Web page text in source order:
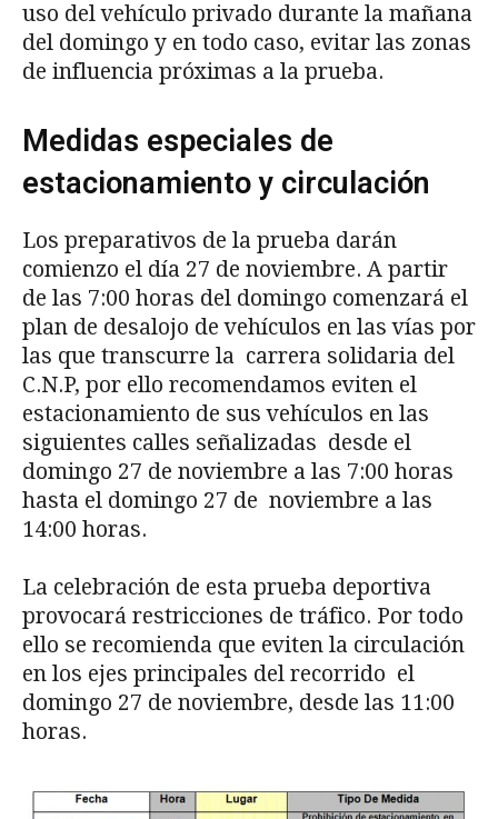
uso del vehículo privado durante la mañana
del domingo y en todo caso, evitar las zonas
de influencia próximas a la prueba.
Medidas especiales de
estacionamiento y circulación
Los preparativos de la prueba darán
comienzo el día 27 de noviembre. A partir
de las 7:00 horas del domingo comenzará el
plan de desalojo de vehículos en las vías por
las que transcurre la carrera solidaria del
C.N.P, por ello recomendamos eviten el
estacionamiento de sus vehículos en las
siguientes calles señalizadas desde el
domingo 27 de noviembre a las 7:00 horas
hasta el domingo 27 de noviembre a las
14:00 horas.
La celebración de esta prueba deportiva
provocará restricciones de tráfico. Por todo
ello se recomienda que eviten la circulación
en los ejes principales del recorrido el
domingo 27 de noviembre, desde las 11:00
horas.